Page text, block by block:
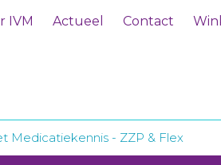
IVM Actueel Contact
Medicatiekennis - ZZP & Flex